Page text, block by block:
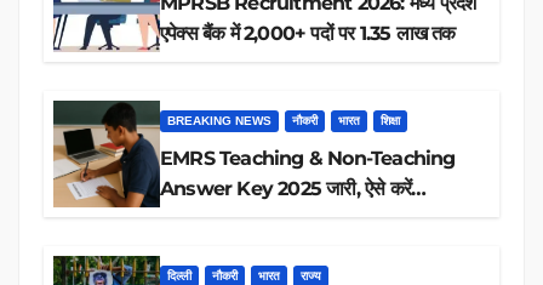
एपेक्स बैंक में 2,000+ पदों पर 1.35 लाख तक
BREAKING NEWS नौकरी भारत शिक्षा
EMRS Teaching & Non-Teaching
Answer Key 2025 जारी, ऐसे करें
दिल्ली नौकरी भारत राज्य